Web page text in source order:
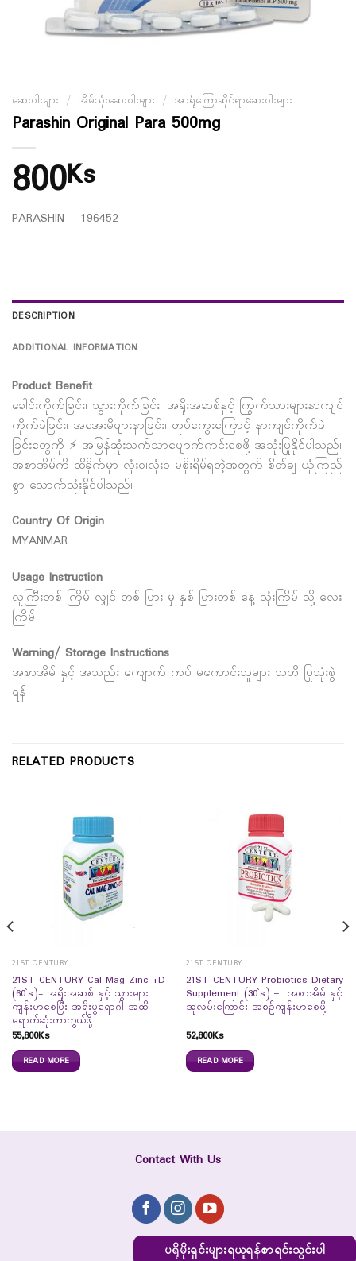
ဆေးဝါးများ / အိမ်သုံးဆေးဝါးများ / အာရုံကြောဆိုင်ရာဆေးဝါးများ
Parashin Original Para 500mg
800Ks
PARASHIN – 196452
DESCRIPTION
ADDITIONAL INFORMATION
Product Benefit
ခေါင်းကိုက်ခြင်း၊ သွားကိုက်ခြင်း၊ အရိုးအဆစ်နှင့် ကြွက်သားများနာကျင်
ကိုက်ခဲခြင်း၊ အအေးမိဖျားနာခြင်း၊ တုပ်ကွေးကြောင့် နာကျင်ကိုက်ခဲ
ခြင်းတွေကို ⚡ အမြန်ဆုံးသက်သာပျောက်ကင်းစေဖို့ အသုံးပြုနိုင်ပါသည်။
အစာအိမ်ကို ထိခိုက်မှာ လုံးဝ၊လုံးဝ မစိုးရိမ်ရတဲ့အတွက် စိတ်ချ ယုံကြည်
စွာ သောက်သုံးနိုင်ပါသည်။
Country Of Origin
MYANMAR
Usage Instruction
လူကြီးတစ် ကြိမ် လျှင် တစ် ပြား မှ နှစ် ပြားတစ် နေ့ သုံးကြိမ် သို့ လေး
ကြိမ်
Warning/ Storage Instructions
အစာအိမ် နှင့် အသည်း ကျောက် ကပ် မကောင်းသူများ သတိ ပြုသုံးစွဲ
ရန်
RELATED PRODUCTS
21ST CENTURY
21ST CENTURY Cal Mag Zinc +D
(60`s)- အရိုးအဆစ် နှင့် သွားများ
ကျန်းမာစေပြီး အရိုးပွရောဂါ အထိ
ရောက်ဆုံးကာကွယ်ဖို့
55,800Ks
READ MORE
21ST CENTURY
21ST CENTURY Probiotics Dietary
Supplement (30`s) – အစာအိမ် နှင့်
အူလမ်းကြောင်း အစဉ်ကျန်းမာစေဖို့
52,800Ks
READ MORE
Contact With Us
ပရိုမိုးရှင်းများရယူရန်စာရင်းသွင်းပါ